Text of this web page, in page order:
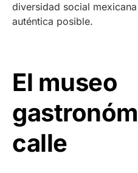
diversidad social
auténtica posible.
El museo
calle